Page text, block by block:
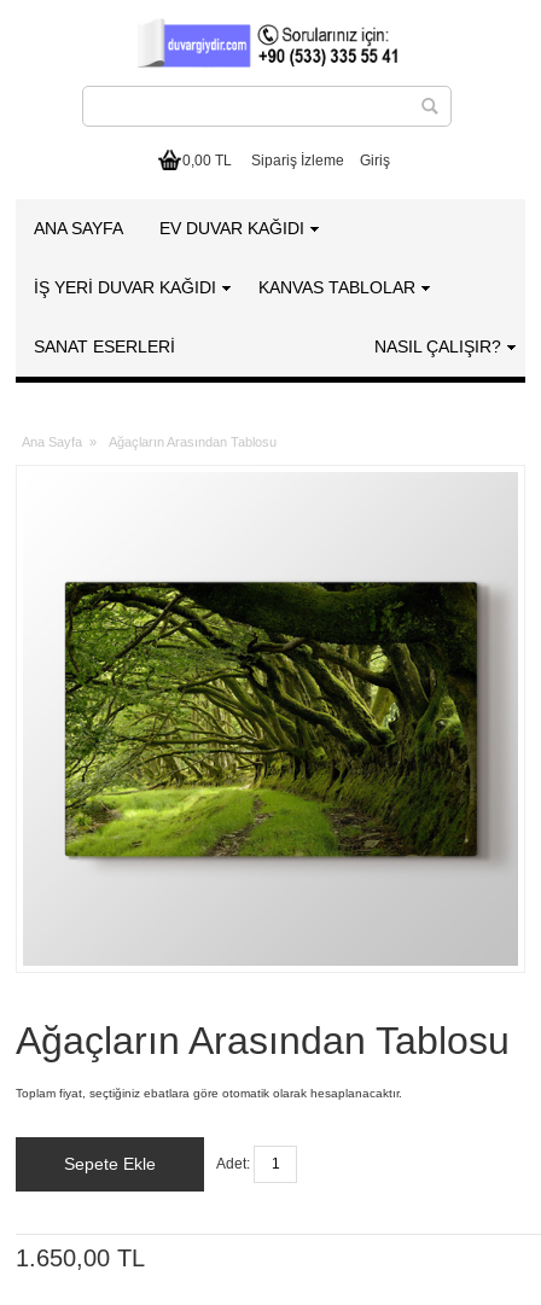
0,00 TL Sipariş İzleme Giriş
ANA SAYFA EV DUVAR KAĞIDI
İŞ YERİ DUVAR KAĞIDI KANVAS TABLOLAR
SANAT ESERLERI NASIL ÇALIŞIR?
Ana Sayfa » Ağaçların Arasından Tablosu
Ağaçların Arasından Tablosu
Toplam fiyat, seçtiğiniz ebatlara göre otomatik olarak hesaplanacaktır.
Sepete Ekle Adet:
1.650,00 TL